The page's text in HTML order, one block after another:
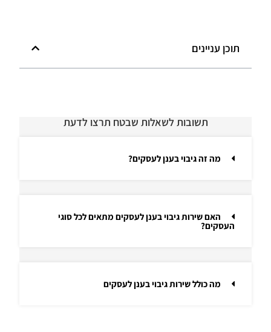
תוכן עניינים
תשובות לשאלות שבטח תרצו לדעת
מה זה גיבוי בענן לעסקים?
האם שירות גיבוי בענן לעסקים מתאים לכל סוגי
העסקים?
מה כולל שירות גיבוי בענן לעסקים